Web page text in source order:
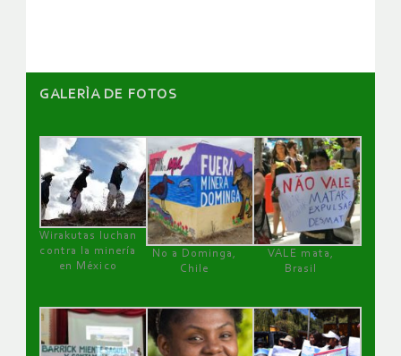
GALERÌA DE FOTOS
Wirakutas luchan
contra la minería
en México
No a Dominga,
Chile
VALE mata,
Brasil